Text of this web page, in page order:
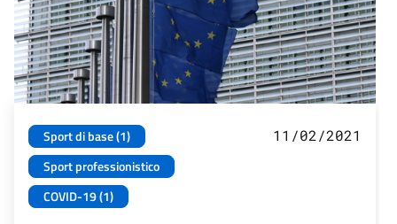
Sport di base (1)
Sport professionistico
COVID-19 (1)
11/02/2021